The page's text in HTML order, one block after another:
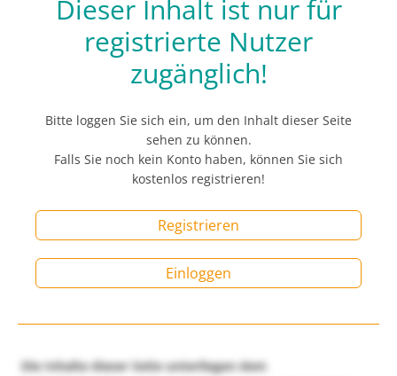
Dieser Inhalt ist nur für
registrierte Nutzer
zugänglich!
Bitte loggen Sie sich ein, um den Inhalt dieser Seite
sehen zu können.
Falls Sie noch kein Konto haben, können Sie sich
kostenlos registrieren!
Registrieren
Einloggen
Die Inhalte dieser Seite unterliegen dem